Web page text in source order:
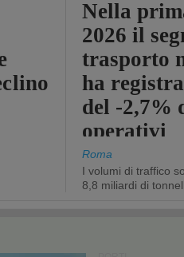
Nella
2026 il
trasporto
ha
del -2,7%
operativi
Roma
I volumi di traffico
8,8 miliardi di